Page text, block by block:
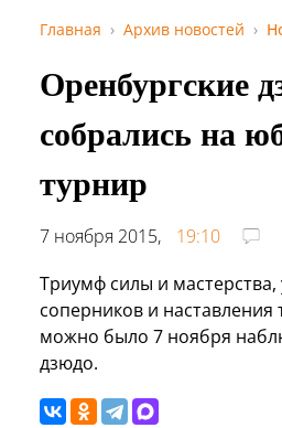
Главная Архив новостей
Оренбургские
собрались на
турнир
7 ноября 2015,
19:10
Триумф силы и мастерства,
соперников и наставления
можно было 7 ноября
дзюдо.